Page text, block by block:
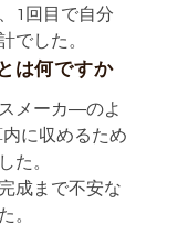
1回目で自分
でした。
は何ですか
メーカ―のよ
に収めるため
た。
成まで不安な
。